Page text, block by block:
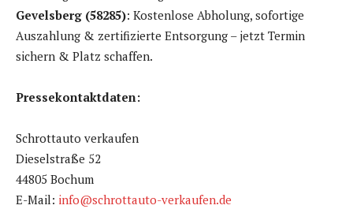
Gevelsberg (58285): Kostenlose Abholung, sofortige
Auszahlung & zertifizierte Entsorgung – jetzt Termin
sichern & Platz schaffen.
Pressekontaktdaten:
Schrottauto verkaufen
Dieselstraße 52
44805 Bochum
E-Mail: info@schrottauto-verkaufen.de